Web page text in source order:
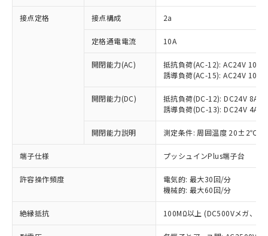
接点定格 接点構成 2a
定格通電電流 10A
開閉能力(AC)
抵抗負荷(AC-12): AC24V 10A/
誘導負荷(AC-15): AC24V
開閉能力(DC)
抵抗負荷(DC-12): DC24V 8A/
誘導負荷(DC-13): DC24V 4A/
開閉能力説明 測定条件: 周囲温度 20±2℃、
端子仕様 プッシュインPlus端子台
許容操作頻度
電気的: 最大30回/分
機械的: 最大60回/分
絶縁抵抗 100MΩ以上 (DC500Vメガ、点
以下の条件をお読みいただき、同意のうえ
本サービスは、当社制御機器事業取扱
商品の当社在庫状況および標準価格
(税抜)を提供させていただくもので
本サービスの対象外となる商品もある
ことをご了承ください。
在庫状況および標準価格照会結果は、
記載している更新日時点での社内デー
タに基づき作成されるものであり、閲
覧された時点での実際の在庫および標
対応予定：EU RoHS指令（10物質）の非含
有に対応した製品に切り替える予定のある
対応予定なし：EU RoHS指令（10物質）の
非含有に非対応の商品で、対応品を出す予
調査・確認中：EU RoHS指令（10物質）の
非含有の対応状況を調査中または確認中の
非該当品：ライセンス料など無形物で、有
害物質有無と関係のない商品です。
仕入先様の事情により、非含有部品として
いたものが、含有品と判明した場合などや
むを得ず変更することがあります。
鉛(Pb) 1000ppm以下、 水銀(Hg) 1000ppm以下、 カド
六価クロム(Cr(Ⅵ)) 1000ppm以下、ポリ臭化ビフェニル
※1 中国RoHS○×表
「○」：最大均質材料含有率が中国RoHSの
基準値以下であることを示します。
「×」：最大均質材料含有率が中国RoHSの
基準値を超えていることを示します。
「－」：未確認です。当社販売部門へお問
*中国RoHS10物質の基準値 (GB/T26572)：
Pb(鉛) :1000ppm、 Hg(水銀) : 1000ppm、 Cd(カドミウ
当社は、これら貴社製品のうち、外国
為替および外国貿易法に定める商品
（以下｢規制貨物等」という）を輸出
または国外への提供する場合は、日本
国政府の輸出許可(または役務取引許
可)を取得するなどの必要な手続きを